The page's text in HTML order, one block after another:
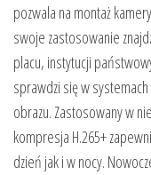
pozwala na montaż
swoje zastosowanie
placu, instytucji
sprawdzi się w
obrazu. Zastosowany w
kompresja H.265+
dzień jak i w nocy.